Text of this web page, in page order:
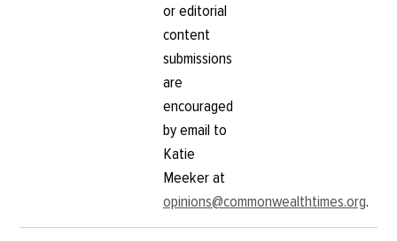
or editorial
content
submissions
are
encouraged
by email to
Katie
Meeker at
opinions@commonwealthtimes.org.